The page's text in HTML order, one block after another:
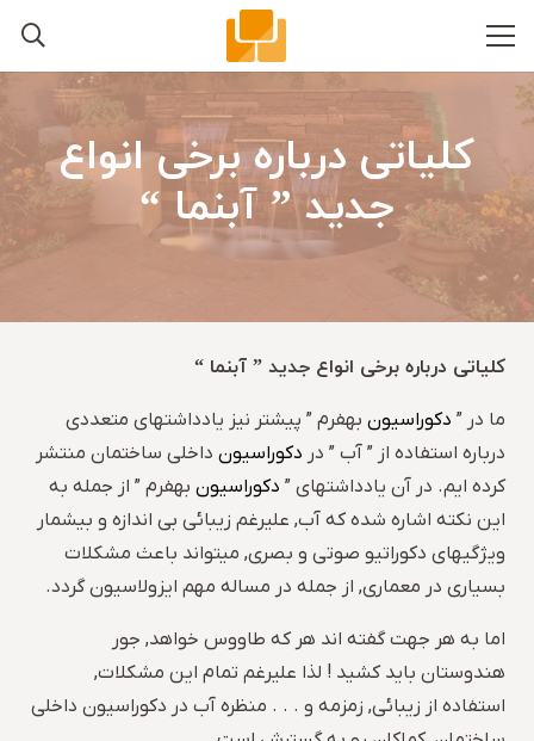
کلیاتی درباره برخی انواع
جدید ” آبنما “
کلیاتی درباره برخی انواع جدید ” آبنما “
ما در ” دکوراسیون بهفرم ” پیشتر نیز یادداشتهای متعددی
درباره استفاده از ” آب ” در دکوراسیون داخلی ساختمان منتشر
کرده ایم. در آن یادداشتهای ” دکوراسیون بهفرم ” از جمله به
این نکته اشاره شده که آب, علیرغم زیبائی بی اندازه و بیشمار
ویژگیهای دکوراتیو صوتی و بصری, میتواند باعث مشکلات
بسیاری در معماری, از جمله در مساله مهم ایزولاسیون گردد.
اما به هر جهت گفته اند هر که طاووس خواهد, جور
هندوستان باید کشید ! لذا علیرغم تمام این مشکلات,
استفاده از زیبائی, زمزمه و . . . منظره آب در دکوراسیون داخلی